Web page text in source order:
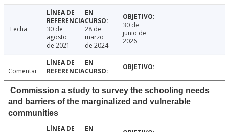
Fecha
30 de
agosto
de 2021
28 de
marzo
de 2024
30 de
junio de
2026
Comentar
Commission a study to survey the schooling needs
and barriers of the marginalized and vulnerable
communities